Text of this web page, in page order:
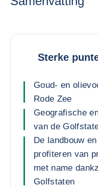
Sterke
Goud- en
Rode Zee
Geografische
van de
De landbouw
profiteren van
met name
Golfstaten